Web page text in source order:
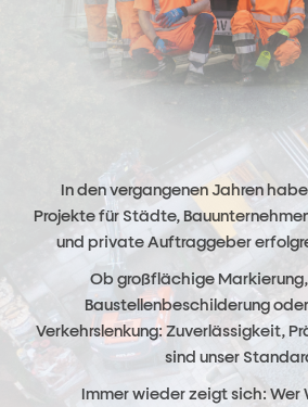
In den vergangenen Jahren
Projekte für Städte,
und private Auftraggeber
Ob großflächige
Baustellenbeschilderung
Verkehrslenkung: Zuverlässigkeit,
sind unser
Immer wieder zeigt sich: Wer